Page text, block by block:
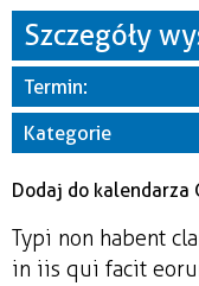
Szczegóły
Termin:
Kategorie
Dodaj do kalendarza
Typi non habent
in iis qui facit